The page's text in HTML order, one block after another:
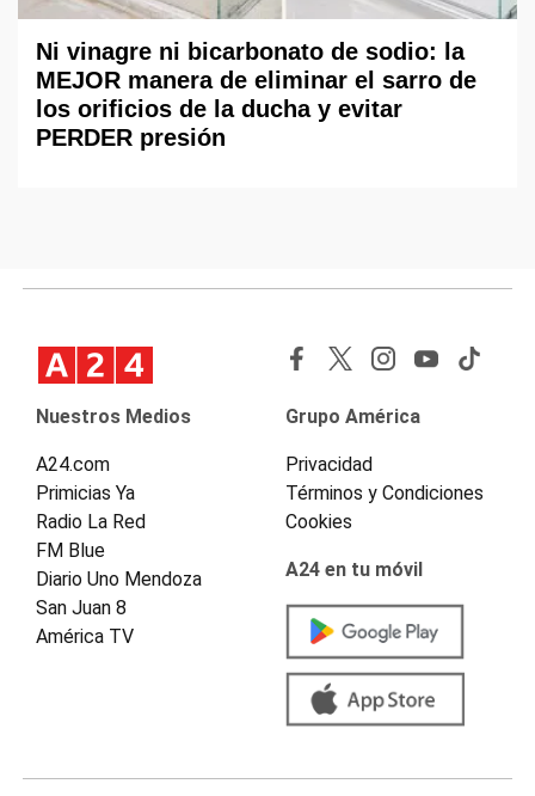
Ni vinagre ni bicarbonato de sodio: la
MEJOR manera de eliminar el sarro de
los orificios de la ducha y evitar
PERDER presión
Nuestros Medios
A24.com
Primicias Ya
Radio La Red
FM Blue
Diario Uno Mendoza
San Juan 8
América TV
Grupo América
Privacidad
Términos y Condiciones
Cookies
A24 en tu móvil